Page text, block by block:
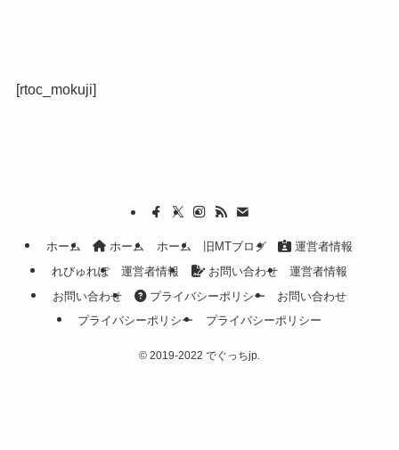
[rtoc_mokuji]
ホーム ホーム ホーム 旧MTブログ
運営者情報
れびゅれぽ
運営者情報 お問い合わせ
運営者情報
お問い合わせ
プライバシーポリシー
お問い合わせ
プライバシーポリシー
プライバシーポリシー
© 2019-2022 でぐっちjp.